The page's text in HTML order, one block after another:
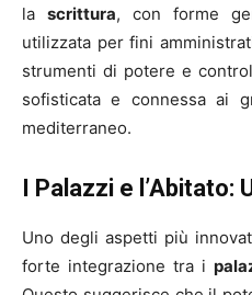
la scrittura, con forme
utilizzata per fini
strumenti di potere e
sofisticata e connessa ai
mediterraneo.
I Palazzi e l’Abitato:
Uno degli aspetti più
forte integrazione tra i